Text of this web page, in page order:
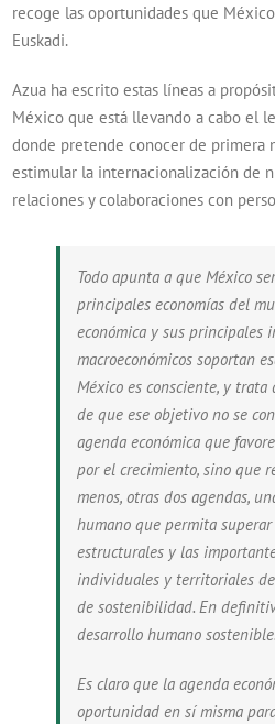
recoge las oportunidades que
Euskadi.
Azua ha escrito estas líneas a
México que está llevando a cabo el
donde pretende conocer de primera
estimular la internacionalización de
relaciones y colaboraciones con
Todo apunta a que México
principales economías del
económica y sus principales
macroeconómicos soportan
México es consciente, y trata
de que ese objetivo no se
agenda económica que
por el crecimiento, sino que
menos, otras dos agendas,
humano que permita
estructurales y las
individuales y territoriales
de sostenibilidad. En
desarrollo humano sostenible.
Es claro que la agenda
oportunidad en sí misma